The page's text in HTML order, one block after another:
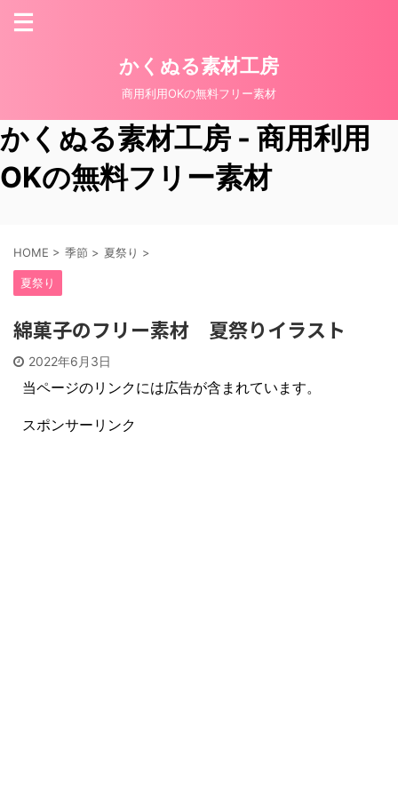
かくぬる素材工房
商用利用OKの無料フリー素材
かくぬる素材工房 - 商用利用
OKの無料フリー素材
HOME > 季節 > 夏祭り >
夏祭り
綿菓子のフリー素材 夏祭りイラスト
2022年6月3日
当ページのリンクには広告が含まれています。
スポンサーリンク